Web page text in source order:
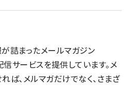
詰まったメールマガジン
サービスを提供しています。メ
ば、メルマガだけでなく、さまざ